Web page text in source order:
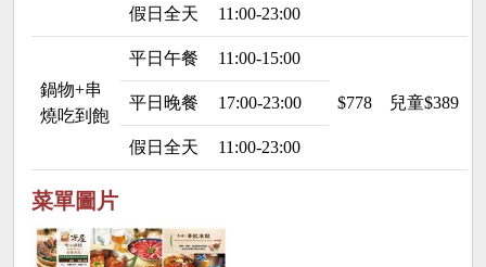
假日全天 11:00-23:00
鍋物+串
燒吃到飽
平日午餐 11:00-15:00
$778 兒童$389
平日晚餐 17:00-23:00
假日全天 11:00-23:00
菜單圖片